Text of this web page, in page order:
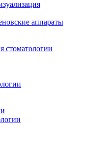
аппараты
стоматологии